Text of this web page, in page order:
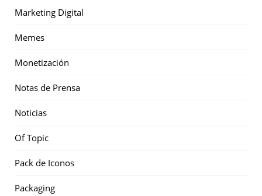
Marketing Digital
Memes
Monetización
Notas de Prensa
Noticias
Of Topic
Pack de Iconos
Packaging